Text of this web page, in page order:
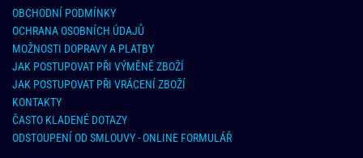
OBCHODNÍ PODMÍNKY
OCHRANA OSOBNÍCH ÚDAJŮ
MOŽNOSTI DOPRAVY A PLATBY
JAK POSTUPOVAT PŘI VÝMĚNĚ ZBOŽÍ
JAK POSTUPOVAT PŘI VRÁCENÍ ZBOŽÍ
KONTAKTY
ČASTO KLADENÉ DOTAZY
ODSTOUPENÍ OD SMLOUVY - ONLINE FORMULÁŘ